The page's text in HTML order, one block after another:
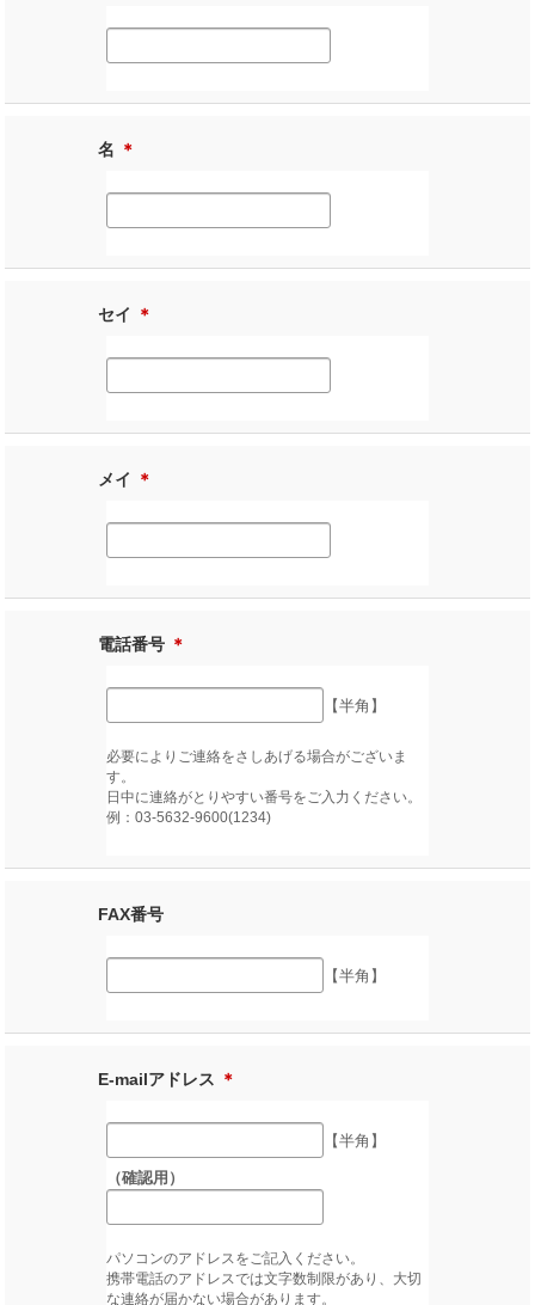
名 ＊
セイ ＊
メイ ＊
電話番号 ＊
【半角】
必要によりご連絡をさしあげる場合がございま
す。
日中に連絡がとりやすい番号をご入力ください。
例：03-5632-9600(1234)
FAX番号
【半角】
E-mailアドレス ＊
【半角】
（確認用）
パソコンのアドレスをご記入ください。
携帯電話のアドレスでは文字数制限があり、大切
な連絡が届かない場合があります。